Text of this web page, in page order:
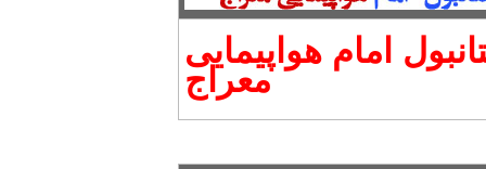
امام هواپیمایی
معراج